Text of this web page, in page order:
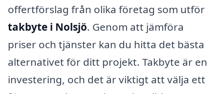
offertförslag från olika företag som utför
takbyte i Nolsjö. Genom att jämföra
priser och tjänster kan du hitta det bästa
alternativet för ditt projekt. Takbyte är en
investering, och det är viktigt att välja ett